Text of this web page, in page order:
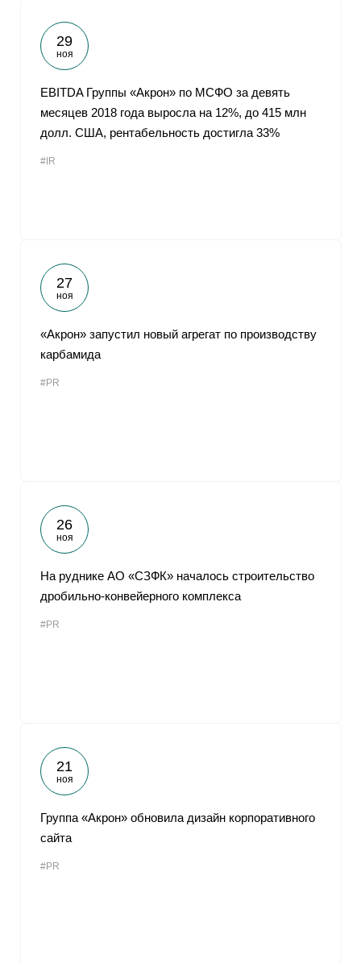
29
ноя
EBITDA Группы «Акрон» по МСФО за девять
месяцев 2018 года выросла на 12%, до 415 млн
долл. США, рентабельность достигла 33%
#IR
27
ноя
«Акрон» запустил новый агрегат по производству
карбамида
#PR
26
ноя
На руднике АО «СЗФК» началось строительство
дробильно-конвейерного комплекса
#PR
21
ноя
Группа «Акрон» обновила дизайн корпоративного
сайта
#PR